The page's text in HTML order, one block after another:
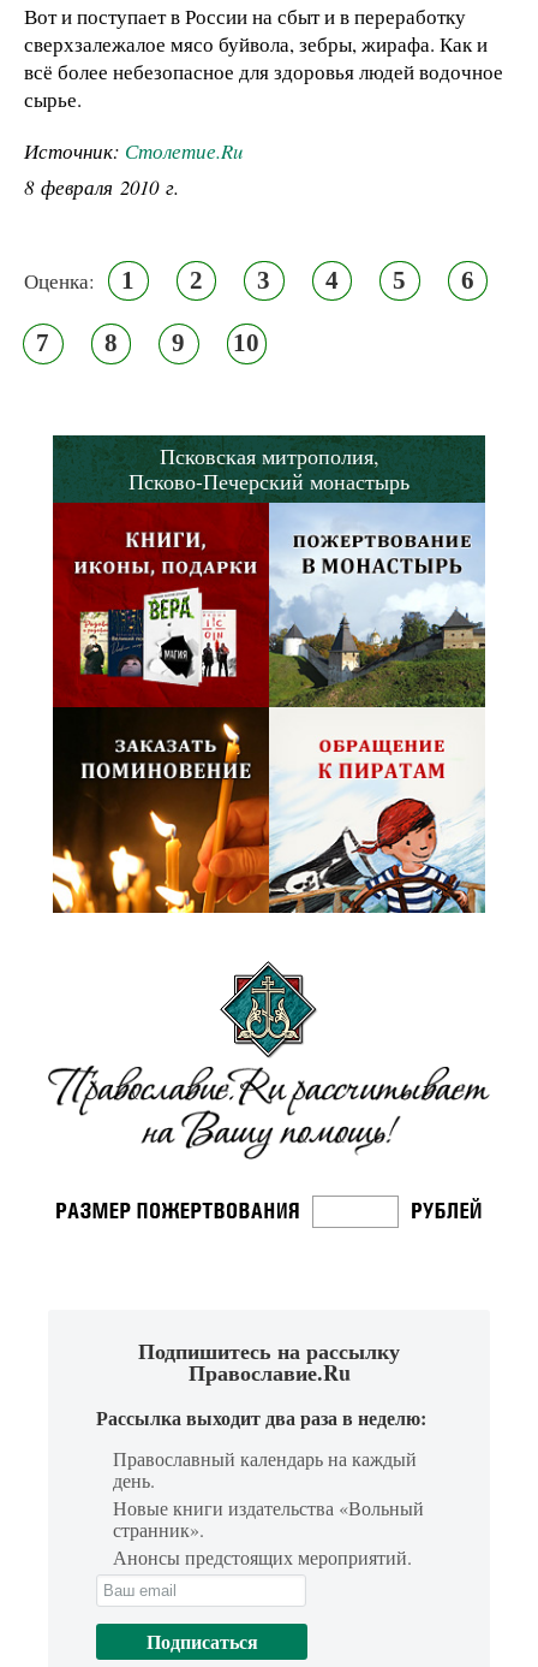
Вот и поступает в России на сбыт и в переработку
сверхзалежалое мясо буйвола, зебры, жирафа. Как и
всё более небезопасное для здоровья людей водочное
сырье.
Источник: Столетие.Ru
8 февраля 2010 г.
Оценка: 1 2 3 4 5 6
7 8 9 10
Псковская митрополия,
Псково-Печерский монастырь
Подпишитесь на рассылку
Православие.Ru
Рассылка выходит два раза в неделю:
Православный календарь на каждый
день.
Новые книги издательства «Вольный
странник».
Анонсы предстоящих мероприятий.